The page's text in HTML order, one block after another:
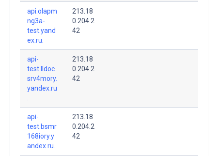
api.olapm
ng3a-
test.yand
ex.ru.
213.18
0.204.2
42
api-
test.lldoc
srv4mory.
yandex.ru
213.18
0.204.2
42
api-
test.bsmr
168iory.y
andex.ru.
213.18
0.204.2
42